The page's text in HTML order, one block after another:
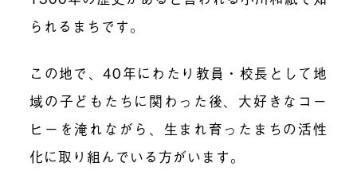
られるまちです。
この地で、40年にわたり教員・校長として地
域の子どもたちに関わった後、大好きなコー
ヒーを淹れながら、生まれ育ったまちの活性
化に取り組んでいる方がいます。